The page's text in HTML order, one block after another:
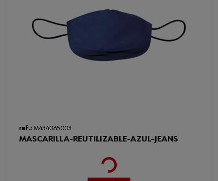
ref.: M434065003
MASCARILLA-REUTILIZABLE-AZUL-JEANS